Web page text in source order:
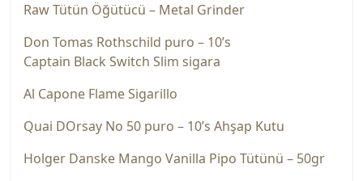
Raw Tütün Öğütücü – Metal Grinder
Don Tomas Rothschild puro – 10’s
Captain Black Switch Slim sigara
Al Capone Flame Sigarillo
Quai DOrsay No 50 puro – 10’s Ahşap Kutu
Holger Danske Mango Vanilla Pipo Tütünü – 50gr